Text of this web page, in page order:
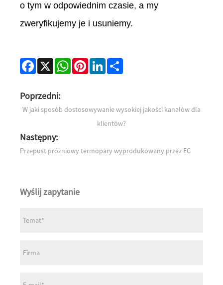
o tym w odpowiednim czasie, a my
zweryfikujemy je i usuniemy.
Facebook
X WhatsAppPinterestLinkedIn
Poprzedni:
W jaki sposób dostosowywanie wysokiej jakości kanałów dla
klientów?
Następny:
Przepust próżniowy termopary wyprodukowany przez EC
Wyślij zapytanie